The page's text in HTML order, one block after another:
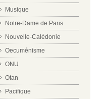
Musique
Notre-Dame de Paris
Nouvelle-Calédonie
Oecuménisme
ONU
Otan
Pacifique